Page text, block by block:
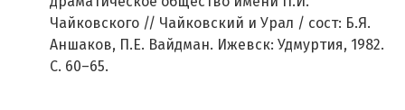
Чайковского // Чайковский и Урал / сост: Б.Я.
Аншаков, П.Е. Вайдман. Ижевск: Удмуртия, 1982.
С. 60–65.